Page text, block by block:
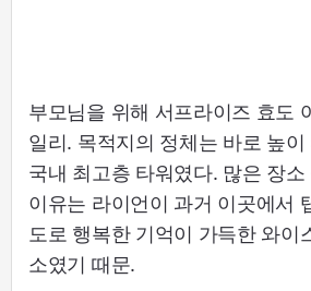
부모님을 위해 서프라이즈 효도
일리. 목적지의 정체는 바로 높
국내 최고층 타워였다. 많은 장
이유는 라이언이 과거 이곳에서
도로 행복한 기억이 가득한 와이
소였기 때문.